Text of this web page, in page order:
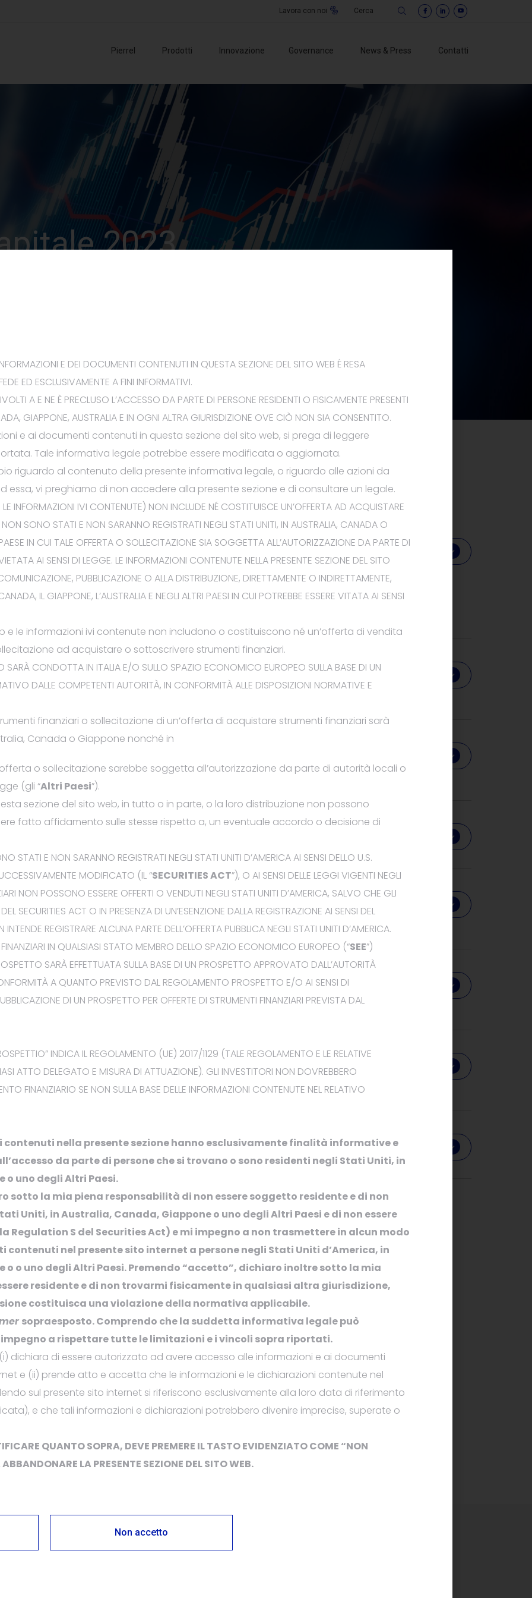
Lavora con noi
Pierrel Prodotti Innovazione Governance
Organismo di Vigilanza
Azionisti
News & Press Contatti
2023
2023 DOCUMENTI 2023
risultato dell’offerta in borsa
Sottoscrizione integrale
di capitale mediante
delle azioni residue
Conclusa in anticipo l’offerta
di opzione non esercitati
Estratto dell’Avviso offerta in
sul Giornale
KID Diritti Inoptati
Conclusa l’offerta in opzione
di capitale di Pierrel S.p.A.
Strategic Assets and Equity
2023
fac-simile modulo di
KID
su Pierrel e sul
E DEI DOCUMENTI CONTENUTI IN QUESTA SEZIONE DEL SITO WEB É RESA
ED ESCLUSIVAMENTE A FINI INFORMATIVI.
A E NE È PRECLUSO L’ACCESSO DA PARTE DI PERSONE RESIDENTI O FISICAMENTE PRESENTI
GIAPPONE, AUSTRALIA E IN OGNI ALTRA GIURISDIZIONE OVE CIÒ NON SIA CONSENTITO.
e ai documenti contenuti in questa sezione del sitoweb, si prega di leggere
Tale informativa legale potrebbe essere modificata o aggiornata.
riguardo al contenuto della presente informativa legale, o riguardo alle azioni da
essa, vi preghiamo di non accedere alla presente sezione e di consultare un legale.
INFORMAZIONI IVI CONTENUTE) NON INCLUDE NÉ COSTITUISCE UN’OFFERTAAD ACQUISTARE
NON SONO STATI E NON SARANNO REGISTRATI NEGLI STATI UNITI, IN AUSTRALIA, CANADA O
IN CUI TALE OFFERTA O SOLLECITAZIONE SIA SOGGETTAALL’AUTORIZZAZIONE DA PARTE DI
AAI SENSI DI LEGGE. LE INFORMAZIONI CONTENUTE NELLA PRESENTE SEZIONE DEL SITO
PUBBLICAZIONE O ALLA DISTRIBUZIONE, DIRETTAMENTE O INDIRETTAMENTE,
IL GIAPPONE, L’AUSTRALIA E NEGLI ALTRI PAESI IN CUI POTREBBE ESSERE VITATA AI SENSI
e le informazioni ivi contenute non includono o costituiscono né un’offerta di vendita
ad acquistare o sottoscrivere strumenti finanziari.
SARÀ CONDOTTA IN ITALIA E/O SULLO SPAZIO ECONOMICO EUROPEO SULLA BASE DI UN
DALLE COMPETENTI AUTORITÀ, IN CONFORMITÀ ALLE DISPOSIZIONI NORMATIVE E
finanziari o sollecitazione di un’offerta di acquistare strumenti finanziari sarà
Canada o Giappone nonché in
o sollecitazione sarebbe soggetta all’autorizzazione da parte di autorità locali o
(gli “Altri Paesi”).
a sezione del sito web, in tutto o in parte, o la loro distribuzione non possono
fatto affidamento sulle stesse rispetto a, un eventuale accordo o decisione di
STATI E NON SARANNO REGISTRATI NEGLI STATI UNITI D’AMERICAAI SENSI DELLO U.S.
MODIFICATO (IL “SECURITIES ACT”), O AI SENSI DELLE LEGGI VIGENTI NEGLI
NON POSSONO ESSERE OFFERTI O VENDUTI NEGLI STATI UNITI D’AMERICA, SALVO CHE GLI
SECURITIES ACT O IN PRESENZA DI UN’ESENZIONE DALLA REGISTRAZIONE AI SENSI DEL
INTENDE REGISTRAREALCUNA PARTE DELL’OFFERTA PUBBLICA NEGLI STATI UNITI D’AMERICA.
IN QUALSIASI STATO MEMBRO DELLO SPAZIO ECONOMICO EUROPEO (“SEE”)
SARÀ EFFETTUATA SULLA BASE DI UN PROSPETTO APPROVATO DALL’AUTORITÀ
A QUANTO PREVISTO DAL REGOLAMENTO PROSPETTO E/O AI SENSI DI
DI UN PROSPETTO PER OFFERTE DI STRUMENTI FINANZIARI PREVISTA DAL
O” INDICA IL REGOLAMENTO (UE) 2017/1129 (TALE REGOLAMENTO E LE RELATIVE
ATTO DELEGATO E MISURA DI ATTUAZIONE). GLI INVESTITORI NON DOVREBBERO
FINANZIARIO SE NON SULLA BASE DELLE INFORMAZIONI CONTENUTE NEL RELATIVO
contenuti nella presente sezione hanno esclusivamente finalità informative e
da parte di persone che si trovano o sono residenti negli Stati Uniti, in
o uno degli Altri Paesi.
sotto la mia piena responsabilità di non essere soggetto residenteedi non
Uniti, in Australia, Canada, Giappone o uno degli Altri Paesi e di non essere
Regulation S del Securities Act) emi impegno a non trasmettere in alcun modo
nel presente sito internet a persone negli Stati Uniti d’America, in
o o uno degli Altri Paesi.Premendo “accetto”, dichiaro inoltresotto la mia
residente e di non trovarmi fisicamente in qualsiasi altra giurisdizione,
costituisca una violazione della normativa applicabile.
sopraesposto. Comprendo chela suddetta informativa legalepuò
impegno a rispettare tutte le limitazioni ei vincoli sopra riportati.
dichiara di essere autorizzato ad avere accesso alle informazioni e ai documenti
e (ii) prende atto e accetta che le informazioni e le dichiarazioni contenute nel
sul presente sito internet si riferiscono esclusivamente alla loro data di riferimento
e che tali informazioni e dichiarazioni potrebbero divenire imprecise, superate o
QUANTO SOPRA, DEVE PREMERE IL TASTO EVIDENZIATO COME “NON
LAPRESENTE SEZIONE DELSITOWEB.
Non accetto